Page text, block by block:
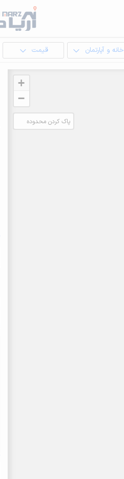
خانه و آپارتمان قیمت
+
−
پاک کردن محدوده